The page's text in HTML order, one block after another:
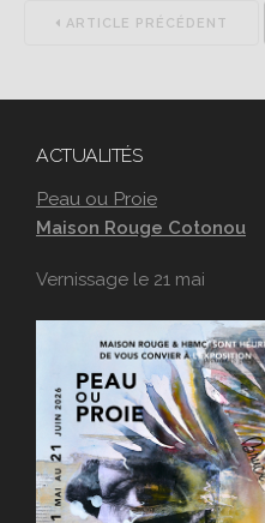
ARTICLE PRÉCÉDENT
ACTUALITÉS
Peau ou Proie
Maison Rouge Cotonou
Vernissage le 21 mai